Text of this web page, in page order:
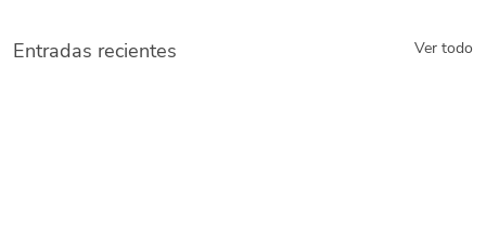
Entradas recientes Ver todo